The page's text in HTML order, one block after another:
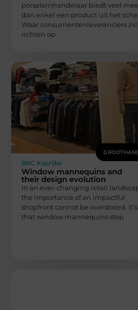
porseleinhandelaar biedt veel
dan enkel een product uit het
Waar consumentenleveranciers
richten op
BBC Kaprijke
Window mannequins and
their design evolution
In an ever-changing retail
the importance of an impactful
shopfront cannot be overstated.
that window mannequins step